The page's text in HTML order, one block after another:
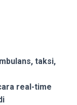
taksi,
real-time